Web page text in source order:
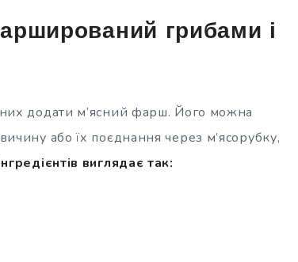
грибами і
додати м’ясний фарш. Його можна
або їх поєднання через м’ясорубку,
виглядає так: